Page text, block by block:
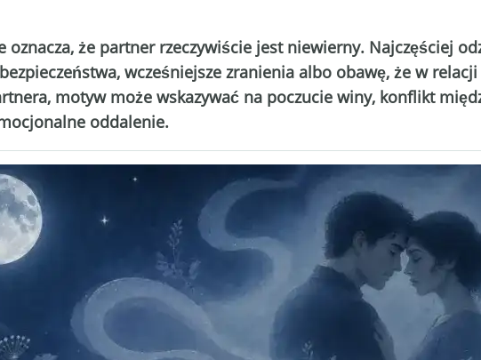
oznacza, że partner rzeczywiście jest niewierny. Najczęściej
wcześniejsze zranienia albo obawę, że w
motyw może wskazywać na poczucie winy, konflikt
oddalenie.